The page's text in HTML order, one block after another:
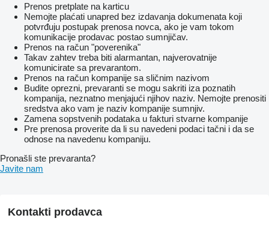
Prenos pretplate na karticu
Nemojte plaćati unapred bez izdavanja dokumenata koji
potvrđuju postupak prenosa novca, ako je vam tokom
komunikacije prodavac postao sumnjičav.
Prenos na račun "poverenika"
Takav zahtev treba biti alarmantan, najverovatnije
komunicirate sa prevarantom.
Prenos na račun kompanije sa sličnim nazivom
Budite oprezni, prevaranti se mogu sakriti iza poznatih
kompanija, neznatno menjajući njihov naziv. Nemojte prenositi
sredstva ako vam je naziv kompanije sumnjiv.
Zamena sopstvenih podataka u fakturi stvarne kompanije
Pre prenosa proverite da li su navedeni podaci tačni i da se
odnose na navedenu kompaniju.
Pronašli ste prevaranta?
Javite nam
Kontakti prodavca